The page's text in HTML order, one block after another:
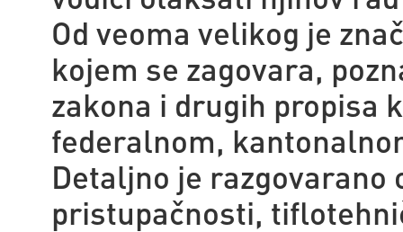
Od veoma velikog je
kojem se zagovara,
zakona i drugih propisa
federalnom,
Detaljno je
pristupačnosti,